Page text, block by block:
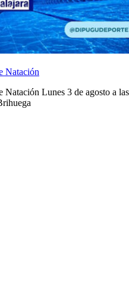
Natación
Lunes 3 de agosto a las